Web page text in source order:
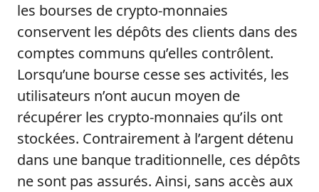
les bourses de crypto-monnaies
conservent les dépôts des clients dans des
comptes communs qu’elles contrôlent.
Lorsqu’une bourse cesse ses activités, les
utilisateurs n’ont aucun moyen de
récupérer les crypto-monnaies qu’ils ont
stockées. Contrairement à l’argent détenu
dans une banque traditionnelle, ces dépôts
ne sont pas assurés. Ainsi, sans accès aux